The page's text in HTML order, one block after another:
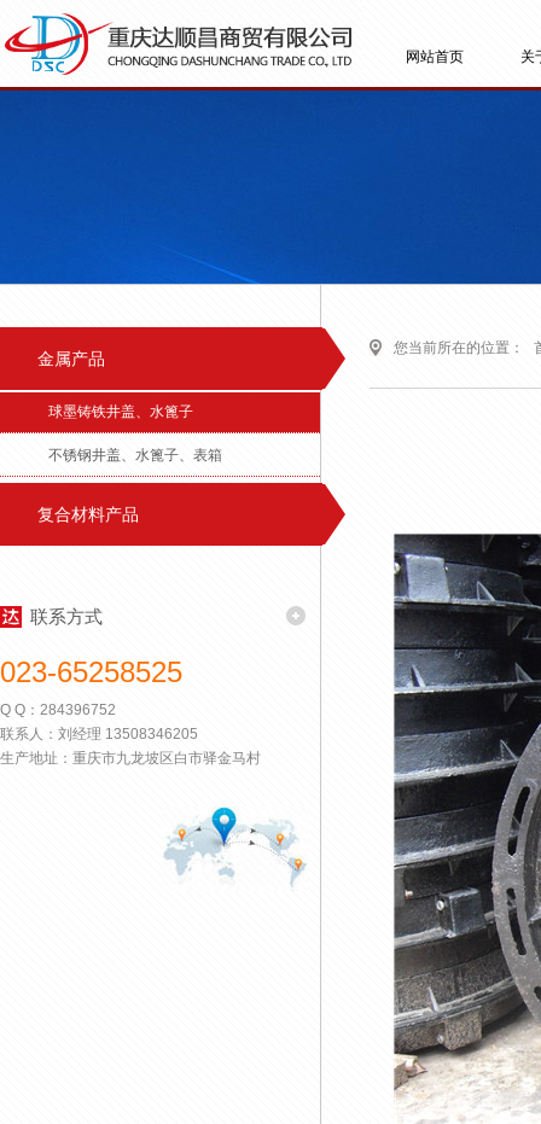
网站首页 关
金属产品
球墨铸铁井盖、水篦子
不锈钢井盖、水篦子、表箱
复合材料产品
联系方式
023-65258525
Q Q：284396752
联系人：刘经理 13508346205
生产地址：重庆市九龙坡区白市驿金马村
您当前所在的位置：